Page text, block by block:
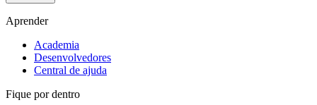
Aprender
Academia
Desenvolvedores
Central de ajuda
Fique por dentro